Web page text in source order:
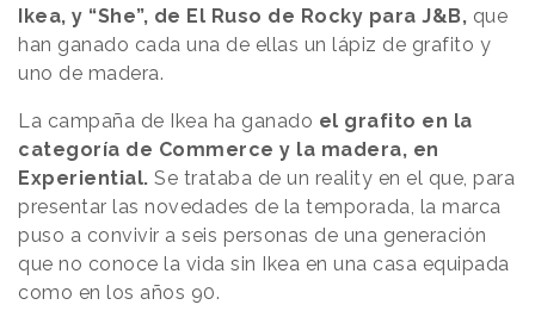
Ikea, y “She”, de El Ruso de Rocky para J&B, que
han ganado cada una de ellas un lápiz de grafito y
uno de madera.
La campaña de Ikea ha ganado el grafito en la
categoría de Commerce y la madera, en
Experiential. Se trataba de un reality en el que, para
presentar las novedades de la temporada, la marca
puso a convivir a seis personas de una generación
que no conoce la vida sin Ikea en una casa equipada
como en los años 90.